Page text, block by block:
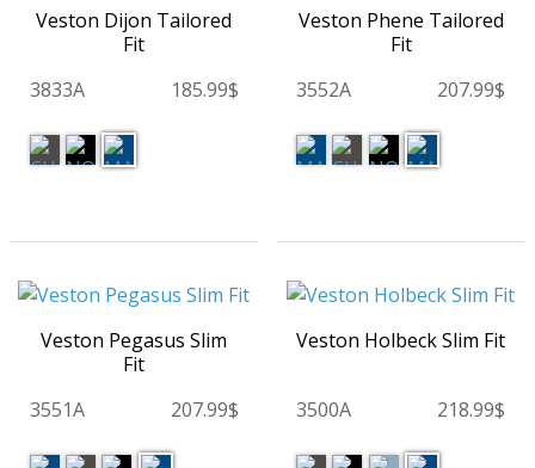
Veston Dijon Tailored
Fit
3833A
185.99$
Veston Phene Tailored
Fit
3552A
207.99$
Veston Pegasus Slim
Fit
3551A
207.99$
Veston Holbeck Slim Fit
3500A 218.99$